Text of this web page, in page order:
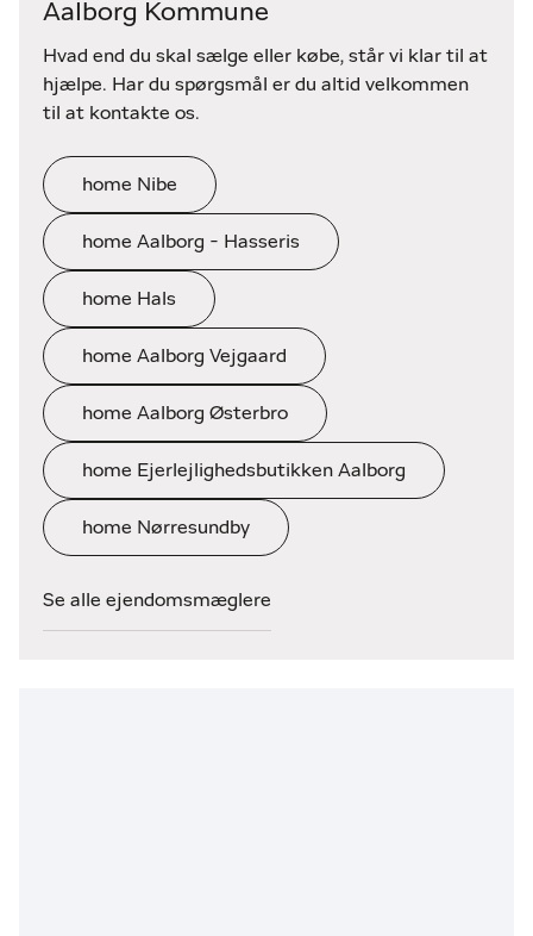
Aalborg Kommune
Hvad end du skal sælge eller købe, står vi klar til at
hjælpe. Har du spørgsmål er du altid velkommen
til at kontakte os.
home Nibe
home Aalborg - Hasseris
home Hals
home Aalborg Vejgaard
home Aalborg Østerbro
home Ejerlejlighedsbutikken Aalborg
home Nørresundby
Se alle ejendomsmæglere